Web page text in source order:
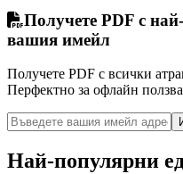
Получете PDF с
вашия имейл
Получете PDF с всички
Перфектно за офлайн
Най-популярни